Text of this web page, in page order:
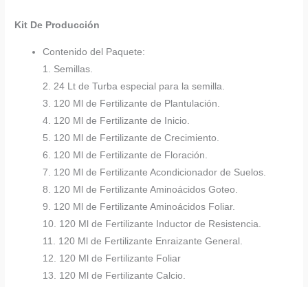
Kit De Producción
Contenido del Paquete:
1. Semillas.
2. 24 Lt de Turba especial para la semilla.
3. 120 Ml de Fertilizante de Plantulación.
4. 120 Ml de Fertilizante de Inicio.
5. 120 Ml de Fertilizante de Crecimiento.
6. 120 Ml de Fertilizante de Floración.
7. 120 Ml de Fertilizante Acondicionador de Suelos.
8. 120 Ml de Fertilizante Aminoácidos Goteo.
9. 120 Ml de Fertilizante Aminoácidos Foliar.
10. 120 Ml de Fertilizante Inductor de Resistencia.
11. 120 Ml de Fertilizante Enraizante General.
12. 120 Ml de Fertilizante Foliar
13. 120 Ml de Fertilizante Calcio.